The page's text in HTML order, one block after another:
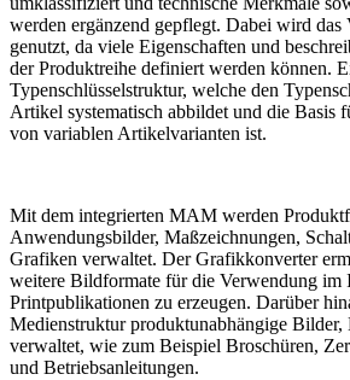
werden ergänzend gepflegt. Dabei wird das
genutzt, da viele Eigenschaften und
der Produktreihe definiert werden können.
Typenschlüsselstruktur, welche den
Artikel systematisch abbildet und die Basis
von variablen Artikelvarianten ist.
Mit dem integrierten MAM werden
Anwendungsbilder, Maßzeichnungen,
Grafiken verwaltet. Der Grafikkonverter
weitere Bildformate für die Verwendung im
Printpublikationen zu erzeugen. Darüber
Medienstruktur produktunabhängige
verwaltet, wie zum Beispiel Broschüren,
und Betriebsanleitungen.